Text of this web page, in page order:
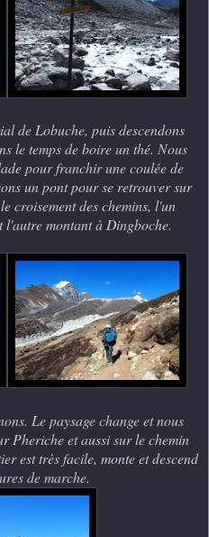
de Lobuche, puis descendons
le temps de boire un thé. Nous
pour franchir une coulée de
un pont pour se retrouver sur
croisement des chemins, l'un
l'autre montant à Dingboche.
Le paysage change et nous
Pheriche et aussi sur le chemin
est très facile, monte et descend
de marche.